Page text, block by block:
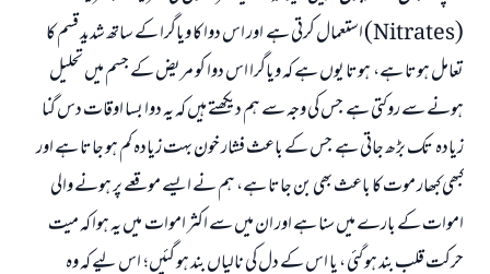
(Nitrates) استعمال کرتی ہے اور اس دوا کا ویاگرا کے ساتھ شدید قسم کا
تعامل ہوتا ہے، ہوتا یوں ہے کہ ویاگرا اس دوا کو مریض کے جسم میں تحلیل
ہونے سے روکتی ہے جس کی وجہ سے ہم دیکھتے ہیں کہ یہ دوا بسا اوقات دس گنا
زیادہ تک بڑھ جاتی ہے جس کے باعث فشار خون بہت زیادہ کم ہو جاتا ہے اور
کبھی کبھار موت کا باعث بھی بن جاتا ہے، ہم نے ایسے موقعے پر ہونے والی
اموات کے بارے میں سنا ہے اور ان میں سے اکثر اموات میں یہ ہوا کہ میت
حرکت قلب بند ہو گئی ، یا اس کے دل کی نالیاں بند ہو گئیں؛ اس لیے کہ وہ